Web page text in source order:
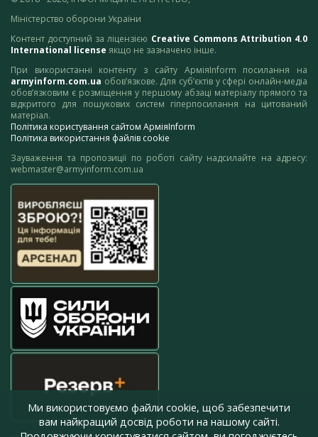
Міністерство оборони України
Контент доступний за ліцензією Creative Commons Attribution 4.0
International license якщо не зазначено інше.
При використанні контенту з сайту АрміяInform посилання на
armyinform.com.ua обов’язкове. Для суб’єктів у сфері онлайн-медіа
обов’язковим є розміщення у першому абзаці матеріалу прямого та
відкритого для пошукових систем гіперпосилання на цитований
матеріал.
Політика користування сайтом АрміяInform
Політика використання файлів cookie
Зауваження та пропозиції по роботі сайту надсилайте на адресу:
webmaster@armyinform.com.ua
Ми використовуємо файли cookie, щоб забезпечити
вам найкращий досвід роботи на нашому сайті.